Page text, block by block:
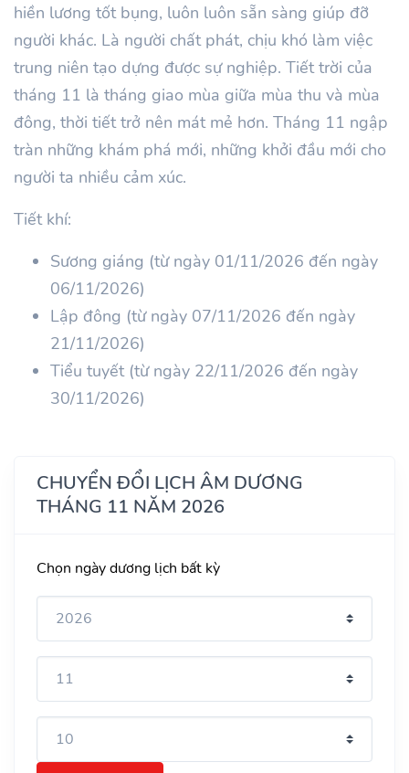
hiền lương tốt bụng, luôn luôn sẵn sàng giúp đỡ
người khác. Là người chất phát, chịu khó làm việc
trung niên tạo dựng được sự nghiệp. Tiết trời của
tháng 11 là tháng giao mùa giữa mùa thu và mùa
đông, thời tiết trở nên mát mẻ hơn. Tháng 11 ngập
tràn những khám phá mới, những khởi đầu mới cho
người ta nhiều cảm xúc.
Tiết khí:
Sương giáng (từ ngày 01/11/2026 đến ngày
06/11/2026)
Lập đông (từ ngày 07/11/2026 đến ngày
21/11/2026)
Tiểu tuyết (từ ngày 22/11/2026 đến ngày
30/11/2026)
CHUYỂN ĐỔI LỊCH ÂM DƯƠNG
THÁNG 11 NĂM 2026
Chọn ngày dương lịch bất kỳ